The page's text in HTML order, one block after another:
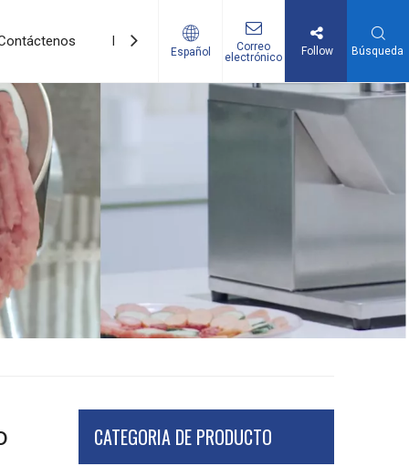
Promociones
Español
Correo
electrónico
Follow Búsqueda
CATEGORIA DE PRODUCTO